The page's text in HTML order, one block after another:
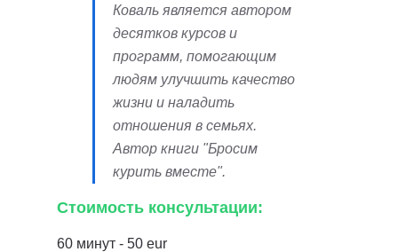
Коваль является автором
десятков курсов и
программ, помогающим
людям улучшить качество
жизни и наладить
отношения в семьях.
Автор книги "Бросим
курить вместе".
Стоимость консультации:
60 минут - 50 eur